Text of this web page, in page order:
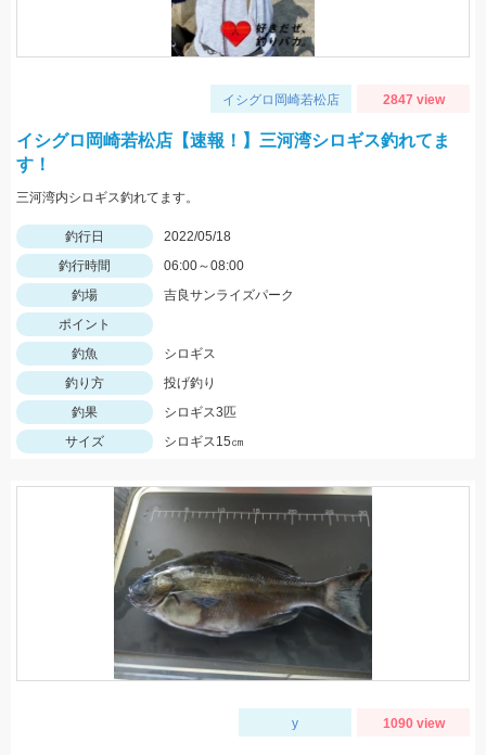
イシグロ岡崎若松店 2847 view
イシグロ岡崎若松店【速報！】三河湾シロギス釣れてま
す！
三河湾内シロギス釣れてます。
釣行日
2022/05/18
釣行時間
06:00～08:00
釣場
吉良サンライズパーク
ポイント
釣魚
シロギス
釣り方
投げ釣り
釣果
シロギス3匹
サイズ
シロギス15㎝
y 1090 view